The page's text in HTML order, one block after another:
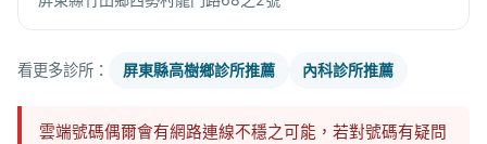
看更多診所： 屏東縣高樹鄉診所推薦 內科診所推薦
雲端號碼偶爾會有網路連線不穩之可能，若對號碼有疑問